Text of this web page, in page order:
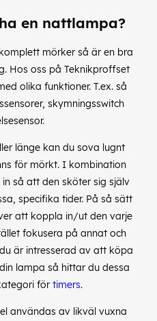
en nattlampa?
mörker så är en bra
Hos oss på Teknikproffset
olika funktioner. T.ex. så
skymningsswitch
länge kan du sova lugnt
för mörkt. I kombination
så att den sköter sig själv
specifika tider. På så sätt
att koppla in/ut den varje
fokusera på annat och
är intresserad av att köpa
lampa så hittar du dessa
för timers.
användas av likväl vuxna